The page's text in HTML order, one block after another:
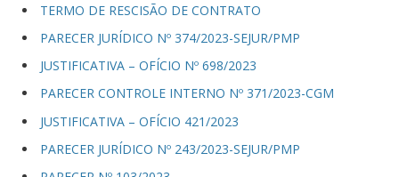
TERMO DE RESCISÃO DE CONTRATO
PARECER JURÍDICO Nº 374/2023-SEJUR/PMP
JUSTIFICATIVA – OFÍCIO Nº 698/2023
PARECER CONTROLE INTERNO Nº 371/2023-CGM
JUSTIFICATIVA – OFÍCIO 421/2023
PARECER JURÍDICO Nº 243/2023-SEJUR/PMP